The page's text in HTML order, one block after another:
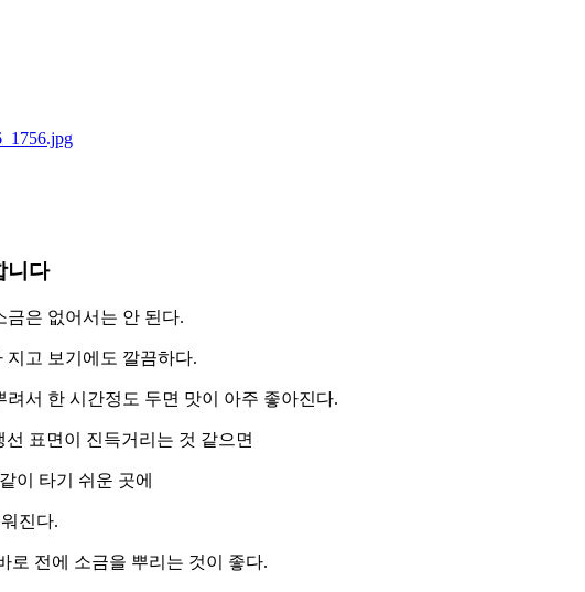
니다
은 없어서는 안 된다.
지고 보기에도 깔끔하다.
서 한 시간정도 두면 맛이 아주 좋아진다.
표면이 진득거리는 것 같으면
이 타기 쉬운 곳에
진다.
로 전에 소금을 뿌리는 것이 좋다.